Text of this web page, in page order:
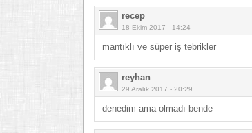
recep
18 Ekim 2017 - 14:24
mantıklı ve süper iş tebrikler
reyhan
29 Aralık 2017 - 20:29
denedim ama olmadı bende